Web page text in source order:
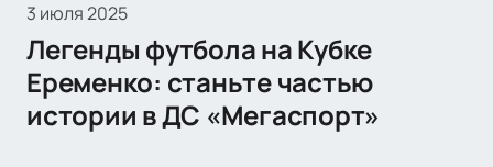
3 июля 2025
Легенды футбола на Кубке
Еременко: станьте частью
истории в ДС «Мегаспорт»